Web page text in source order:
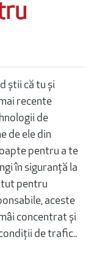
știi că tu și
recente
de
de ele din
pentru a te
în siguranță la
pentru
aceste
concentrat și
de trafic..